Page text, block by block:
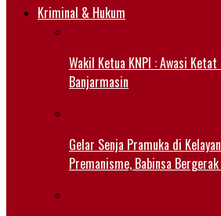
Kriminal & Hukum
Wakil Ketua KNPI : Awasi
Banjarmasin
Gelar Senja Pramuka di
Premanisme, Babinsa